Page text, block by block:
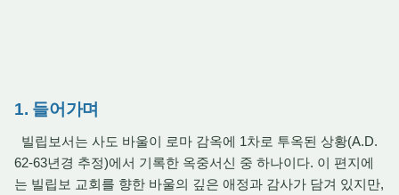
1. 들어가며
빌립보서는 사도 바울이 로마 감옥에 1차로 투옥된 상황(A.D.
62-63년경 추정)에서 기록한 옥중서신 중 하나이다. 이 편지에
는 빌립보 교회를 향한 바울의 깊은 애정과 감사가 담겨 있지만,